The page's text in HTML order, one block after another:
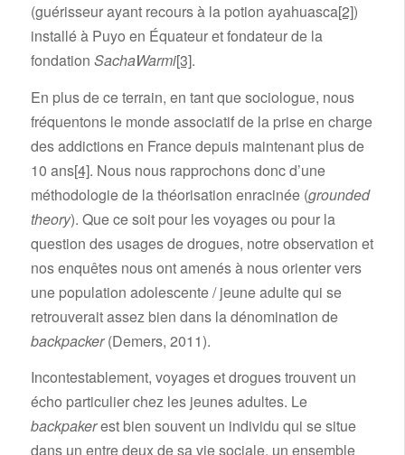
(guérisseur ayant recours à la potion ayahuasca[2])
installé à Puyo en Équateur et fondateur de la
fondation SachaWarmi[3].
En plus de ce terrain, en tant que sociologue, nous
fréquentons le monde associatif de la prise en charge
des addictions en France depuis maintenant plus de
10 ans[4]. Nous nous rapprochons donc d’une
méthodologie de la théorisation enracinée (grounded
theory). Que ce soit pour les voyages ou pour la
question des usages de drogues, notre observation et
nos enquêtes nous ont amenés à nous orienter vers
une population adolescente / jeune adulte qui se
retrouverait assez bien dans la dénomination de
backpacker(Demers, 2011).
Incontestablement, voyages et drogues trouvent un
écho particulier chez les jeunes adultes. Le
backpakerest bien souvent un individu qui se situe
dans un entre deux de sa vie sociale, un ensemble